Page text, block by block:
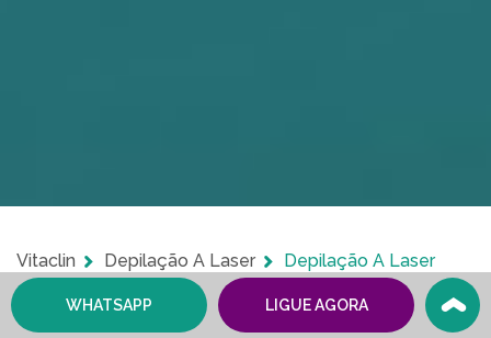
Vitaclin Depilação A Laser Depilação A Laser
WHATSAPP LIGUE AGORA